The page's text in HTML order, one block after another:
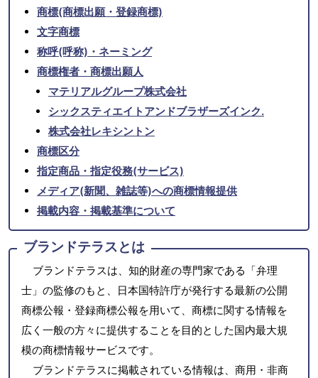
商標(商標出願・登録商標)
文字商標
称呼(呼称)・ネーミング
商標権者・商標出願人
マテリアルグループ株式会社
シックスティエイトアンドブラザーズインク.
株式会社レキシントン
商標区分
指定商品・指定役務(サービス)
メディア(新聞、雑誌等)への商標情報提供
掲載内容・掲載基準について
ブランドテラスとは
ブランドテラスは、知的財産の専門家である「弁理
士」の監修のもと、日本国特許庁が発行する最新の公開
商標公報・登録商標公報を用いて、商標に関する情報を
広く一般の方々に提供することを目的とした国内最大規
模の商標情報サービスです。
ブランドテラスに掲載されている情報は、商用・非商